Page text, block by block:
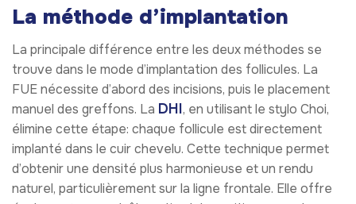
La méthode d’implantation
La principale différence entre les deux méthodes se
trouve dans le mode d’implantation des follicules. La
FUE nécessite d’abord des incisions, puis le placement
manuel des greffons. La DHI, en utilisant le stylo Choi,
élimine cette étape: chaque follicule est directement
implanté dans le cuir chevelu. Cette technique permet
d’obtenir une densité plus harmonieuse et un rendu
naturel, particulièrement sur la ligne frontale. Elle offre